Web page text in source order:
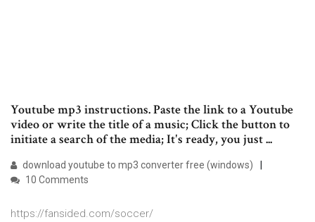
Youtube mp3 instructions. Paste the link to a Youtube
video or write the title of a music; Click the button to
initiate a search of the media; It's ready, you just ...
download youtube to mp3 converter free (windows)
10 Comments
https://fansided.com/soccer/